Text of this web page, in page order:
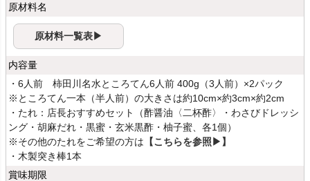
原材料名
原材料一覧表▶
内容量
・6人前 柿田川名水ところてん6人前 400g（3人前）×2パック
※ところてん一本（半人前）の大きさは約10cm×約3cm×約2cm
・たれ：店長おすすめセット（酢醤油〈二杯酢〉・わさびドレッシ
ング・胡麻だれ・黒蜜・玄米黒酢・柚子蜜、各1個）
※その他のたれをご希望の方は 【こちらを参照▶】
・木製突き棒1本
賞味期限